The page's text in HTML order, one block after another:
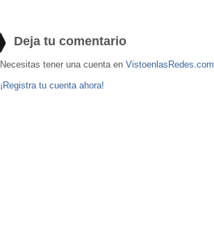
Deja tu comentario
Necesitas tener una cuenta en VistoenlasRedes.com
¡Registra tu cuenta ahora!